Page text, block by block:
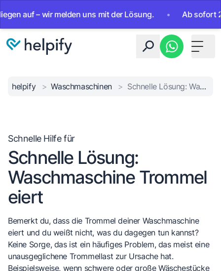
– wir melden uns mit der Lösung. • Ab sofort 24/7
Toggle
helpify > Waschmaschinen > Schnelle Lösung: Waschmaschine Trommel eiert
Schnelle Hilfe für
Schnelle Lösung:
Waschmaschine Trommel
eiert
Bemerkt du, dass die Trommel deiner Waschmaschine
eiert und du weißt nicht, was du dagegen tun kannst?
Keine Sorge, das ist ein häufiges Problem, das meist eine
unausgeglichene Trommellast zur Ursache hat.
Beispielsweise, wenn schwere oder große Wäschestücke